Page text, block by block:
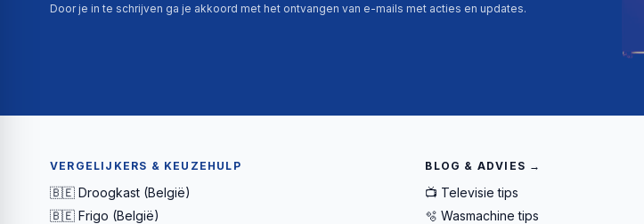
Door je in te schrijven ga je akkoord met het ontvangen van e-mails met acties en updates.
VERGELIJKERS & KEUZEHULP
🇧🇪 Droogkast (België)
🇧🇪 Frigo (België)
BLOG & ADVIES →
📺 Televisie tips
🫧 Wasmachine tips